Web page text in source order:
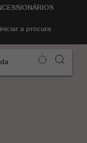
a procura